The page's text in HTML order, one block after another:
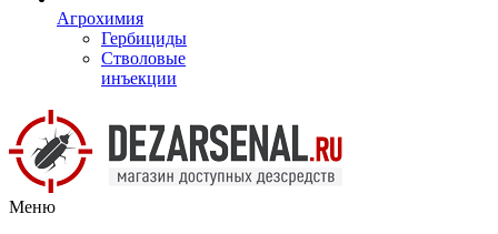
Агрохимия
Гербициды
Стволовые
инъекции
Меню